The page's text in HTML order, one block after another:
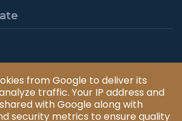
Frozen Dreams. All rights reserved.
| UP-TO-DATE WebDesign
from Google to deliver its
traffic. Your IP address and
with Google along with
security metrics to ensure quality